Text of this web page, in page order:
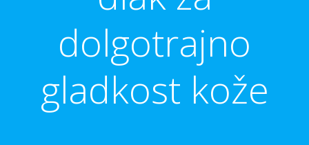
dolgotrajno
gladkost kože